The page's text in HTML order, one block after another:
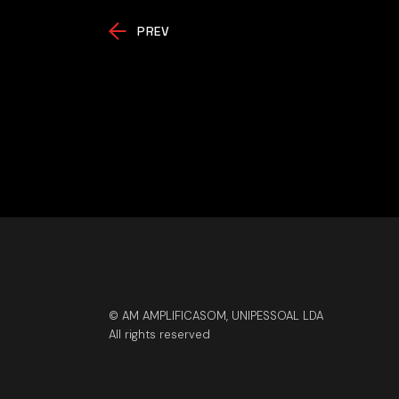
PREV
© AM AMPLIFICASOM, UNIPESSOAL LDA
All rights reserved